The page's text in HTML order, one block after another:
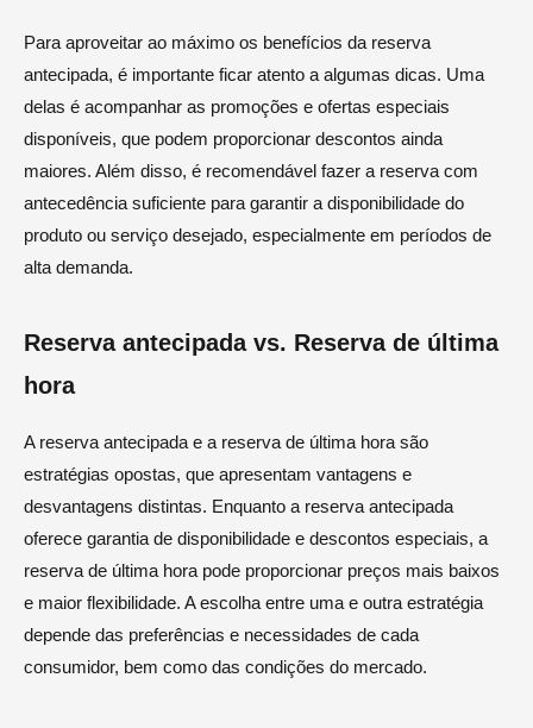
Para aproveitar ao máximo os benefícios da reserva
antecipada, é importante ficar atento a algumas dicas. Uma
delas é acompanhar as promoções e ofertas especiais
disponíveis, que podem proporcionar descontos ainda
maiores. Além disso, é recomendável fazer a reserva com
antecedência suficiente para garantir a disponibilidade do
produto ou serviço desejado, especialmente em períodos de
alta demanda.
Reserva antecipada vs. Reserva de última
hora
A reserva antecipada e a reserva de última hora são
estratégias opostas, que apresentam vantagens e
desvantagens distintas. Enquanto a reserva antecipada
oferece garantia de disponibilidade e descontos especiais, a
reserva de última hora pode proporcionar preços mais baixos
e maior flexibilidade. A escolha entre uma e outra estratégia
depende das preferências e necessidades de cada
consumidor, bem como das condições do mercado.